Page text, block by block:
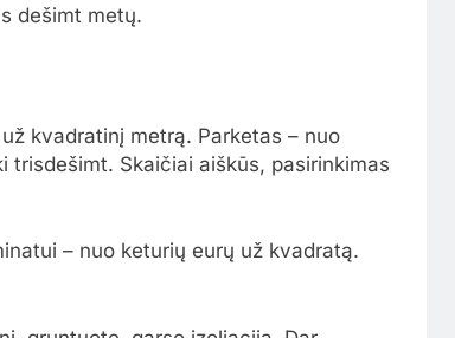
dešimt metų.
kvadratinį metrą. Parketas – nuo
trisdešimt. Skaičiai aiškūs, pasirinkimas
– nuo keturių eurų už kvadratą.